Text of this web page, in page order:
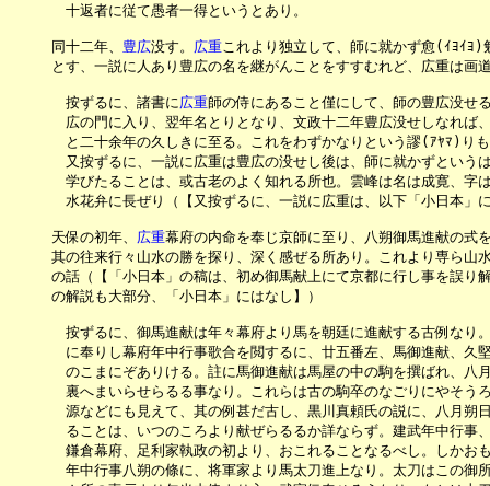
十返者に従て愚者一得というとあり。
同十二年、 豊広没す。 広重これより独立して、師に就かず愈(ｲﾖｲﾖ)
とす、一説に人あり豊広の名を継がんことをすすむれど、広重は画道
按ずるに、諸書に広重師の侍にあること僅にして、師の豊広没せ
広の門に入り、翌年名とりとなり、文政十二年豊広没せしなれば、
と二十余年の久しきに至る。これをわずかなりという謬(ｱﾔﾏ)りも
又按ずるに、一説に広重は豊広の没せし後は、師に就かずというは
学びたることは、或古老のよく知れる所也。雲峰は名は成寛、字は
水花弁に長ぜり（【又按ずるに、一説に広重は、以下「小日本」に
天保の初年、 広重幕府の内命を奉じ京師に至り、八朔御馬進献の式
其の往来行々山水の勝を探り、深く感ぜる所あり。これより専ら山水
の話（【「小日本」の稿は、初め御馬献上にて京都に行し事を誤り解
の解説も大部分、「小日本」にはなし】）
按ずるに、御馬進献は年々幕府より馬を朝廷に進献する古例なり。
に奉りし幕府年中行事歌合を閲するに、廿五番左、馬御進献、久堅
のこまにぞありける。註に馬御進献は馬屋の中の駒を撰ばれ、八月
裏へまいらせらるる事なり。これらは古の駒卒のなごりにやそうろ
源などにも見えて、其の例甚だ古し、黒川真頼氏の説に、八月朔日
ることは、いつのころより献ぜらるるか詳ならず。建武年中行事、
鎌倉幕府、足利家執政の初より、おこれることなるべし。しかおも
年中行事八朔の條に、将軍家より馬太刀進上なり。太刀はこの御所